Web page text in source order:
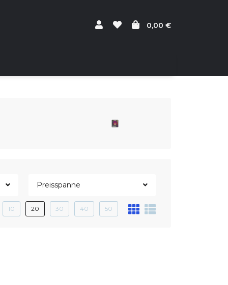
0,00 €
Preisspanne
10 20 30 40 50